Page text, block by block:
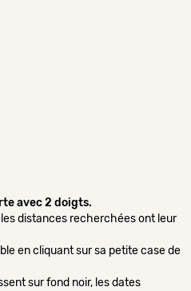
avec 2 doigts.
distances recherchées ont leur
en cliquant sur sa petite case de
sur fond noir, les dates